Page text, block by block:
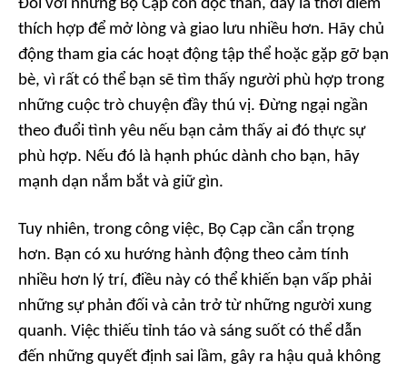
Đối với những Bọ Cạp còn độc thân, đây là thời điểm
thích hợp để mở lòng và giao lưu nhiều hơn. Hãy chủ
động tham gia các hoạt động tập thể hoặc gặp gỡ bạn
bè, vì rất có thể bạn sẽ tìm thấy người phù hợp trong
những cuộc trò chuyện đầy thú vị. Đừng ngại ngần
theo đuổi tình yêu nếu bạn cảm thấy ai đó thực sự
phù hợp. Nếu đó là hạnh phúc dành cho bạn, hãy
mạnh dạn nắm bắt và giữ gìn.
Tuy nhiên, trong công việc, Bọ Cạp cần cẩn trọng
hơn. Bạn có xu hướng hành động theo cảm tính
nhiều hơn lý trí, điều này có thể khiến bạn vấp phải
những sự phản đối và cản trở từ những người xung
quanh. Việc thiếu tỉnh táo và sáng suốt có thể dẫn
đến những quyết định sai lầm, gây ra hậu quả không